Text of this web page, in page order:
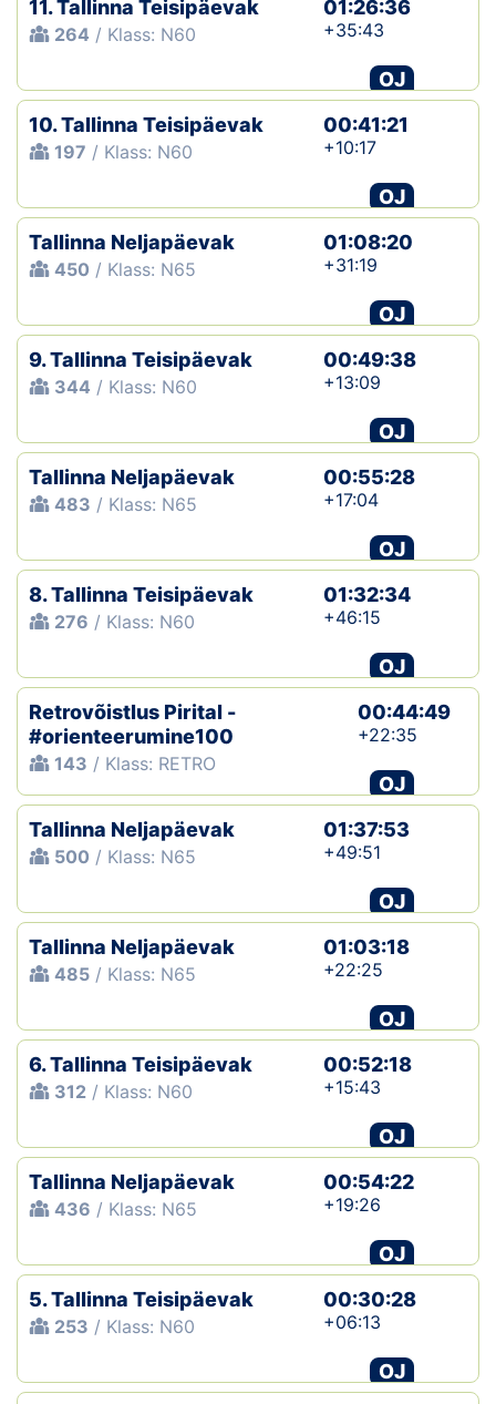
Klubid
Suletud maastikud
Püsirajad
Koolitused
OTSI
11. Tallinna Teisipäevak
264 / Klass: N60
01:26:36
+35:43
OJ
10. Tallinna Teisipäevak
197 / Klass: N60
00:41:21
+10:17
OJ
Tallinna Neljapäevak
450 / Klass: N65
01:08:20
+31:19
OJ
9. Tallinna Teisipäevak
344 / Klass: N60
00:49:38
+13:09
OJ
Tallinna Neljapäevak
483 / Klass: N65
00:55:28
+17:04
OJ
8. Tallinna Teisipäevak
276 / Klass: N60
01:32:34
+46:15
OJ
Retrovõistlus Pirital -
#orienteerumine100
143 / Klass: RETRO
00:44:49
+22:35
OJ
Tallinna Neljapäevak
500 / Klass: N65
01:37:53
+49:51
OJ
Tallinna Neljapäevak
485 / Klass: N65
01:03:18
+22:25
OJ
6. Tallinna Teisipäevak
312 / Klass: N60
00:52:18
+15:43
OJ
Tallinna Neljapäevak
436 / Klass: N65
00:54:22
+19:26
OJ
5. Tallinna Teisipäevak
253 / Klass: N60
00:30:28
+06:13
OJ